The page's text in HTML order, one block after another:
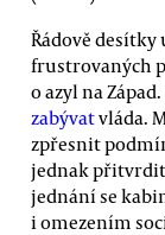
Řádově
frustrovaných
o azyl na
zabývatvláda.
zpřesnit
jednak přitvrdit
jednání se
i omezením